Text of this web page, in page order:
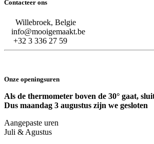
Contacteer ons
Willebroek, Belgie
info@mooigemaakt.be
+32 3 336 27 59
Onze openingsuren
Als de thermometer boven de 30° gaat,
Dus maandag 3 augustus zijn we gesloten
Aangepaste uren
Juli & Agustus